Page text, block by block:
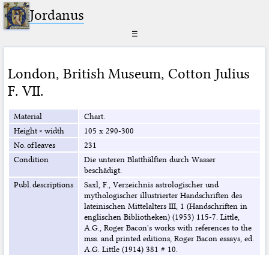
Jordanus
☰
London, British Museum, Cotton Julius
F. VII.
Material
Chart.
Height × width
105 x 290-300
No. of leaves
231
Condition
Die unteren Blatthälften durch Wasser
beschädigt.
Publ. descriptions
Saxl, F., Verzeichnis astrologischer und
mythologischer illustrierter Handschriften des
lateinischen Mittelalters III, 1 (Handschriften in
englischen Bibliotheken) (1953) 115-7. Little,
A.G., Roger Bacon's works with references to the
mss. and printed editions, Roger Bacon essays, ed.
A.G. Little (1914) 381 # 10.